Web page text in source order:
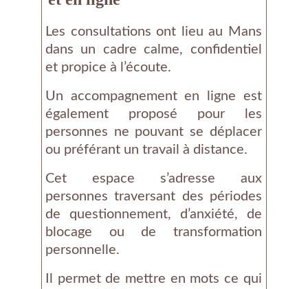
Les consultations ont lieu au Mans
dans un cadre calme, confidentiel
et propice à l’écoute.
Un accompagnement en ligne est
également proposé pour les
personnes ne pouvant se déplacer
ou préférant un travail à distance.
Cet espace s’adresse aux
personnes traversant des périodes
de questionnement, d’anxiété, de
blocage ou de transformation
personnelle.
Il permet de mettre en mots ce qui